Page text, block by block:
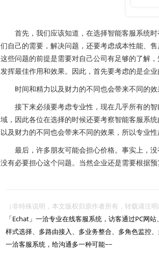
首先，我们应该知道，在选择智能客服系统时
们自己的需要，解决问题，还要考虑成本性能、
这些问题的前提是需要对自己公司有足够的了解
发挥最佳作用和效果。因此，首先要考虑的是企
时间和精力以及财力的不同也会带来不同的效
接下来必须要考虑专业性，现在几乎所有的智
域，因此各位在选择的时候还要考察智能客服系
以及财力的不同也会带来不同的效果，所以专业
最后，许多朋友可能会担心价格。事实上，没
没有必要担心这个问题。当然企业还是需要根据
（非特殊说明，本文版权归原作者所有，转载请
「Echat」一洽专业在线客服系统，访客通过PC网
样式选择、多路由接入、多业务整合、多角色监控
一洽客服系统，给沟通多一种可能~~